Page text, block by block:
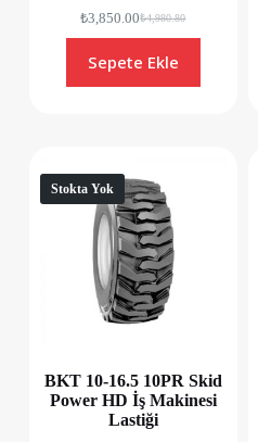
₺4,980.80
₺3,850.00
Sepete Ekle
Stokta Yok
BKT 10-16.5 10PR Skid
Power HD İş Makinesi
Lastiği